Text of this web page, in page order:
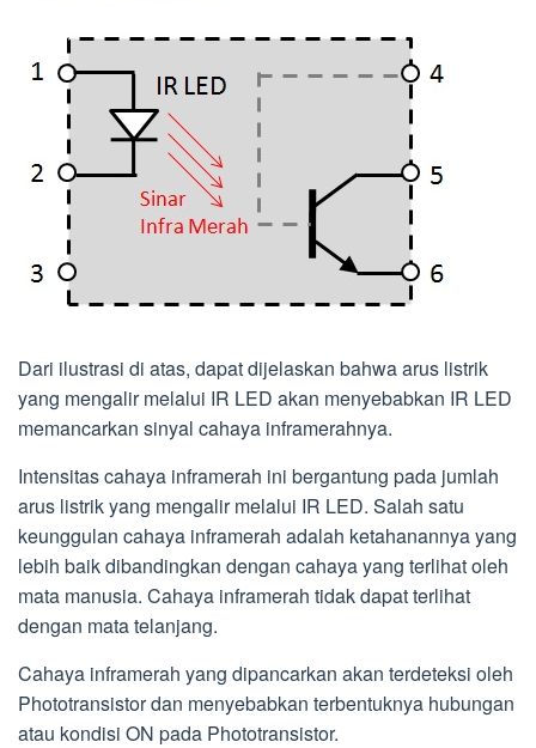
Dari ilustrasi di atas, dapat dijelaskan bahwa arus listrik
yang mengalir melalui IR LED akan menyebabkan IR LED
memancarkan sinyal cahaya inframerahnya.
Intensitas cahaya inframerah ini bergantung pada jumlah
arus listrik yang mengalir melalui IR LED. Salah satu
keunggulan cahaya inframerah adalah ketahanannya yang
lebih baik dibandingkan dengan cahaya yang terlihat oleh
mata manusia. Cahaya inframerah tidak dapat terlihat
dengan mata telanjang.
Cahaya inframerah yang dipancarkan akan terdeteksi oleh
Phototransistor dan menyebabkan terbentuknya hubungan
atau kondisi ON pada Phototransistor.